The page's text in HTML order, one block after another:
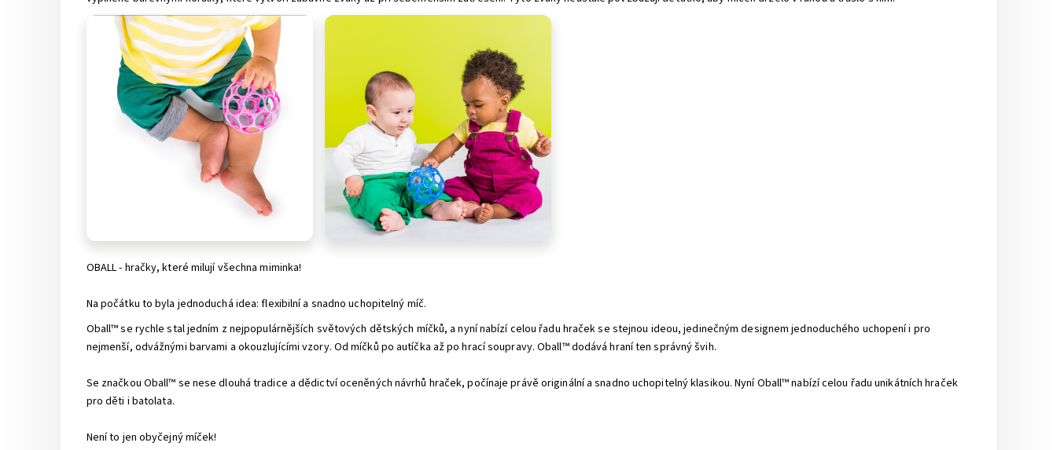
OBALL - hračky, které milují všechna miminka!
Na počátku to byla jednoduchá idea: flexibilní a snadno uchopitelný míč.
Oball™ se rychle stal jedním z nejpopulárnějších světových dětských míčků, a nyní nabízí celou řadu hraček se stejnou ideou, jedinečným designem jednoduchého uchopení i pro
nejmenší, odvážnými barvami a okouzlujícími vzory. Od míčků po autíčka až po hrací soupravy. Oball™ dodává hraní ten správný švih.
Se značkou Oball™ se nese dlouhá tradice a dědictví oceněných návrhů hraček, počínaje právě originální a snadno uchopitelný klasikou. Nyní Oball™ nabízí celou řadu unikátních hraček
pro děti i batolata.
Není to jen obyčejný míček!